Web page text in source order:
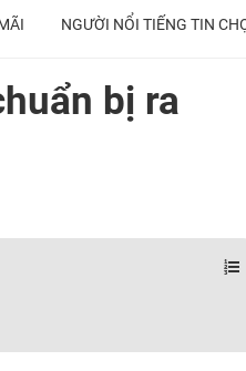
NGƯỜI NỔI TIẾNG TIN
bị ra